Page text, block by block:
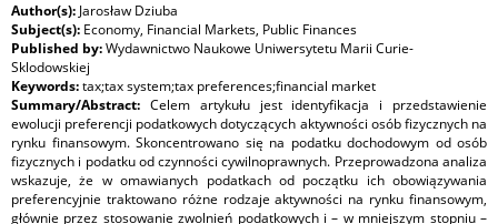
Author(s): Jarosław Dziuba
Subject(s): Economy, Financial Markets, Public Finances
Published by:Wydawnictwo Naukowe Uniwersytetu Marii Curie-
Sklodowskiej
Keywords:tax;tax system;tax preferences;financial market
Summary/Abstract: Celem artykułu jest identyfikacja i przedstawienie
ewolucji preferencji podatkowych dotyczących aktywności osób fizycznych na
rynku finansowym. Skoncentrowano się na podatku dochodowym od osób
fizycznych i podatku od czynności cywilnoprawnych. Przeprowadzona analiza
wskazuje, że w omawianych podatkach od początku ich obowiązywania
preferencyjnie traktowano różne rodzaje aktywności na rynku finansowym,
głównie przez stosowanie zwolnień podatkowych i – w mniejszym stopniu –